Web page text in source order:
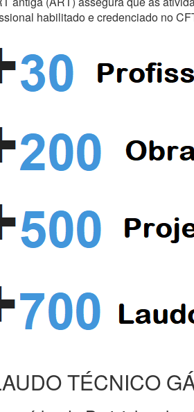
habilitado e credenciado no
TÉCNICO